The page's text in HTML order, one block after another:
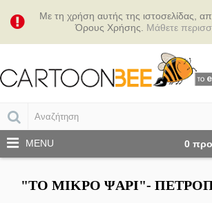
Με τη χρήση αυτής της ιστοσελίδας,
Όρους Χρήσης. Μάθετε
0
MENU
"ΤΟ ΜΙΚΡΌ ΨΆΡΙ"-